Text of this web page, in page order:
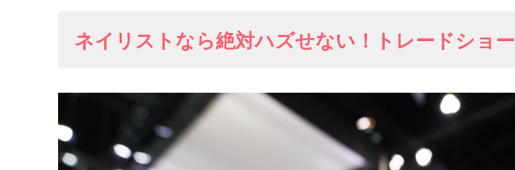
ネイリストなら絶対ハズせない！トレードショー